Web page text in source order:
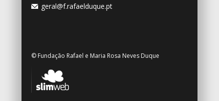
geral@f.rafaelduque.pt
© Fundação Rafael e Maria Rosa Neves Duque